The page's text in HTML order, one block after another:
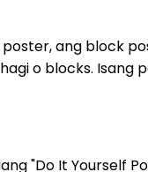
ang block
o blocks.
"Do It Yourself